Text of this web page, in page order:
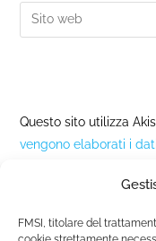
FMSI, titolare del
Questo sito utilizza
vengono elaborati i